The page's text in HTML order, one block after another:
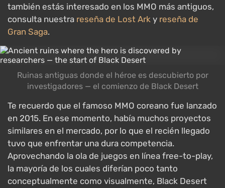
también estás interesado en los MMO más antiguos,
consulta nuestra reseña de Lost Ark y reseña de
Gran Saga.
Ruinas antiguas donde el héroe es descubierto por
investigadores — el comienzo de Black Desert
Te recuerdo que el famoso MMO coreano fue lanzado
en 2015. En ese momento, había muchos proyectos
similares en el mercado, por lo que el recién llegado
tuvo que enfrentar una dura competencia.
Aprovechando la ola de juegos en línea free-to-play,
la mayoría de los cuales diferían poco tanto
conceptualmente como visualmente, Black Desert